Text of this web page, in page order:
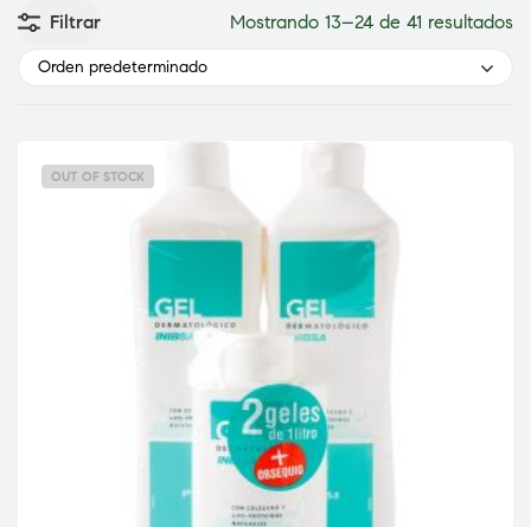
Filtrar Mostrando 13–24 de 41 resultados
Orden predeterminado
OUT OF STOCK